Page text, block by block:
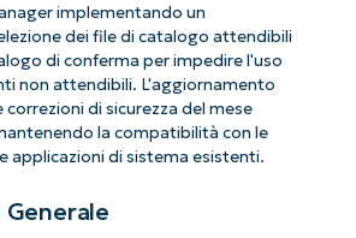
implementando un
dei file di catalogo attendibili
di conferma per impedire l'uso
non attendibili. L'aggiornamento
di sicurezza del mese
la compatibilità con le
applicazioni di sistema esistenti.